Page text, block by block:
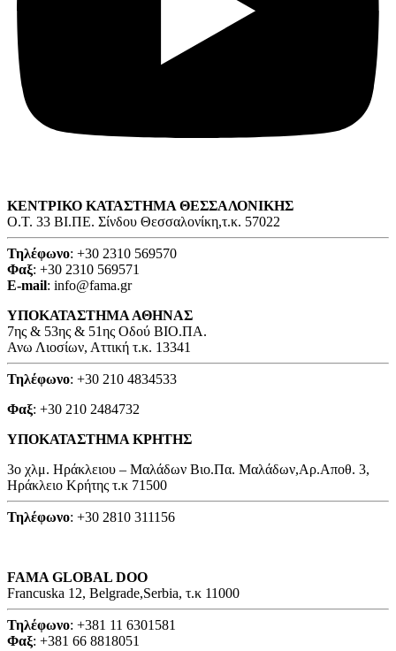
ΚΕΝΤΡΙΚΟ ΚΑΤΑΣΤΗΜΑ ΘΕΣΣΑΛΟΝΙΚΗΣ
O.T. 33 ΒΙ.ΠΕ. Σίνδου Θεσσαλονίκη,τ.κ. 57022
Τηλέφωνο: +30 2310 569570
Φαξ: +30 2310 569571
E-mail: info@fama.gr
ΥΠΟΚΑΤΑΣΤΗΜΑ ΑΘΗΝΑΣ
7ης & 53ης & 51ης Οδού ΒΙΟ.ΠΑ.
Ανω Λιοσίων, Αττική τ.κ. 13341
Τηλέφωνο: +30 210 4834533
Φαξ: +30 210 2484732
ΥΠΟΚΑΤΑΣΤΗΜΑ ΚΡΗΤΗΣ
3o χλμ. Ηράκλειου – Μαλάδων Βιο.Πα. Μαλάδων,Αρ.Αποθ. 3,
Ηράκλειο Κρήτης τ.κ 71500
Τηλέφωνο: +30 2810 311156
FAMA GLOBAL DOO
Francuska 12, Belgrade,Serbia, τ.κ 11000
Τηλέφωνο: +381 11 6301581
Φαξ: +381 66 8818051